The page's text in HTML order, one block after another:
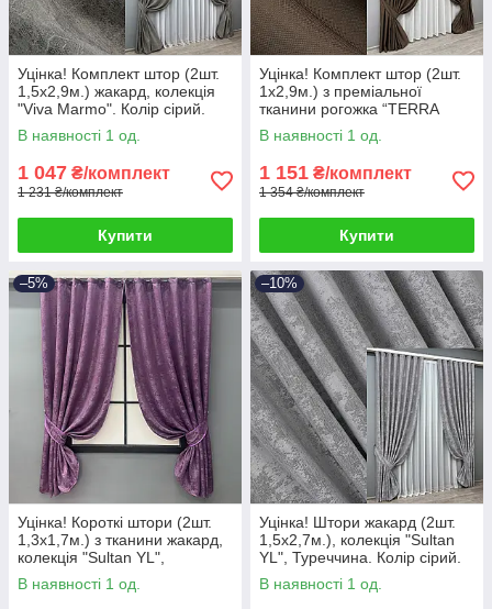
Уцінка! Комплект штор (2шт.
1,5х2,9м.) жакард, колекція
"Viva Marmo". Колір сірий.
Код 1788ш 38-310
В наявності 1 од.
1 047 ₴/комплект
1 231 ₴/комплект
Купити
Уцінка! Комплект штор (2шт.
1х2,9м.) з преміальної
тканини рогожка “TERRA
LUXE”. Колір шоколадний.
Код 1861ш 38-313
В наявності 1 од.
1 151 ₴/комплект
1 354 ₴/комплект
Купити
–5%
Уцінка! Короткі штори (2шт.
1,3х1,7м.) з тканини жакард,
колекція "Sultan YL",
Туреччина. Колір фіолетовий.
Код 1547ш 38-307
В наявності 1 од.
–10%
Уцінка! Штори жакард (2шт.
1,5х2,7м.), колекція "Sultan
YL", Туреччина. Колір сірий.
Код 1668ш 38-317
В наявності 1 од.